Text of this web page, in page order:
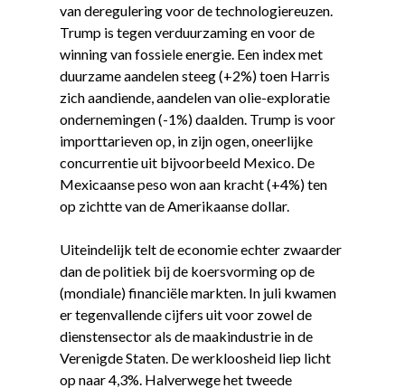
van deregulering voor de technologiereuzen.
Trump is tegen verduurzaming en voor de
winning van fossiele energie. Een index met
duurzame aandelen steeg (+2%) toen Harris
zich aandiende, aandelen van olie-exploratie
ondernemingen (-1%) daalden. Trump is voor
importtarieven op, in zijn ogen, oneerlijke
concurrentie uit bijvoorbeeld Mexico. De
Mexicaanse peso won aan kracht (+4%) ten
op zichtte van de Amerikaanse dollar.
Uiteindelijk telt de economie echter zwaarder
dan de politiek bij de koersvorming op de
(mondiale) financiële markten. In juli kwamen
er tegenvallende cijfers uit voor zowel de
dienstensector als de maakindustrie in de
Verenigde Staten. De werkloosheid liep licht
op naar 4,3%. Halverwege het tweede